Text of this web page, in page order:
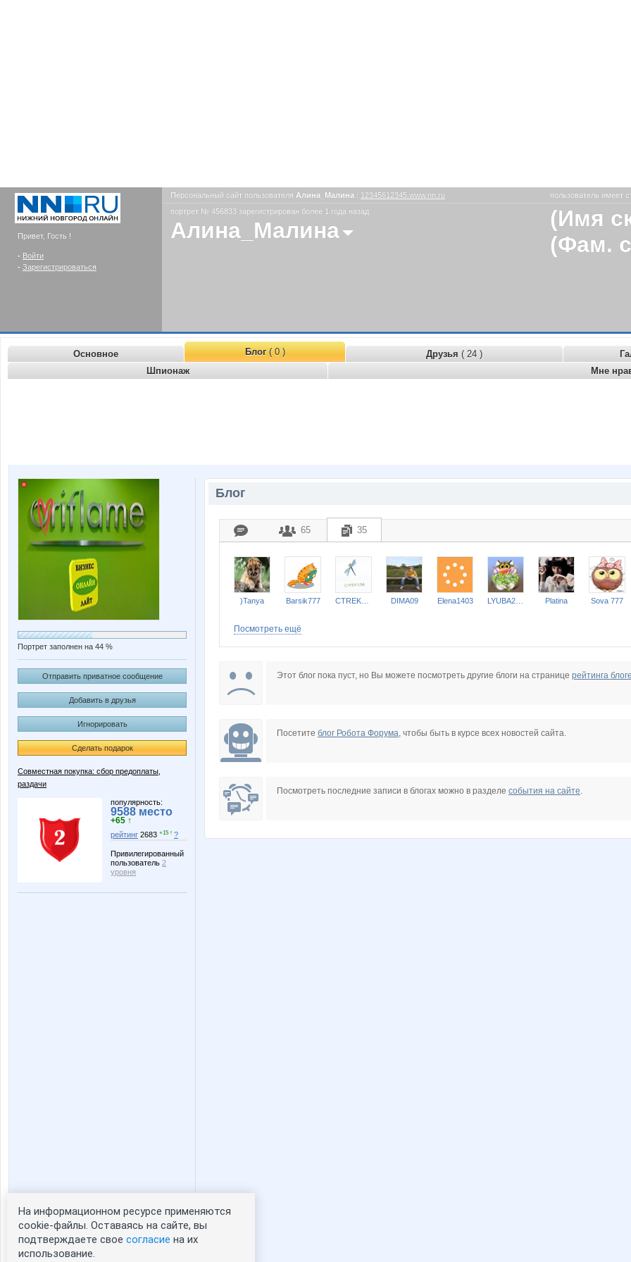
Привет, Гость !
- Войти
- Зарегистрироваться
Персональный сайт пользователя Алина_Малина : 12345612345.www.nn.ru пользователь имеет
портрет № 456833 зарегистрирован более 1 года назад
Алина_Малина
(Имя
(Фам.
Основное Блог( 0 ) Друзья ( 24 )
Шпионаж
Мне
Портрет заполнен на 44 %
Отправить приватное сообщение
Добавить в друзья
Игнорировать
Сделать подарок
Совместная покупка: сбор предоплаты,
раздачи
популярность:
9588 место
+65 ↑
рейтинг 2683 +15 ↑ ?
Привилегированный
пользователь 2
уровня
Статистика портрета:
сейчас просматривают портрет - 0
зарегистрированные пользователи
Блог
65 35
)Tanya Barsik777 DIMA09 Elena1403 Platina Sova 777
Посмотреть ещё
Этот блог пока пуст, но Вы можете посмотреть другие блоги на странице рейтинга
Посетите блог Робота Форума, чтобы быть в курсе всех новостей сайта.
Посмотреть последние записи в блогах можно в разделе события на сайте.
На информационном ресурсе применяются
cookie-файлы. Оставаясь на сайте, вы
подтверждаете свое согласие на их
использование.